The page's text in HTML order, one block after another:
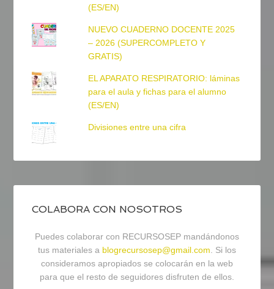
(ES/EN)
NUEVO CUADERNO DOCENTE 2025
– 2026 (SUPERCOMPLETO Y
GRATIS)
EL APARATO RESPIRATORIO: láminas
para el aula y fichas para el alumno
(ES/EN)
Divisiones entre una cifra
COLABORA CON NOSOTROS
Puedes colaborar con RECURSOSEP mandándonos
tus materiales a blogrecursosep@gmail.com. Si los
consideramos apropiados se colocarán en la web
para que el resto de seguidores disfruten de ellos.